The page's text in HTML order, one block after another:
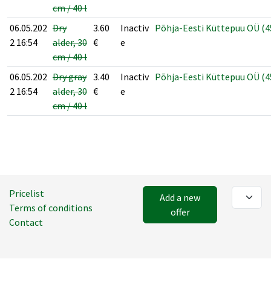
cm / 40 l
06.05.202
2 16:54
Dry
alder, 30
cm / 40 l
3.60
€
Inactiv
e
Põhja-Eesti Küttepuu OÜ
06.05.202
2 16:54
Dry gray
alder, 30
cm / 40 l
3.40
€
Inactiv
e
Põhja-Eesti Küttepuu OÜ
Pricelist
Terms of conditions
Contact
Add a new
offer